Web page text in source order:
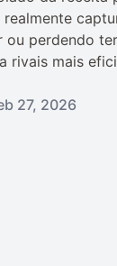
realmente
ou perdendo
rivais mais
27, 2026